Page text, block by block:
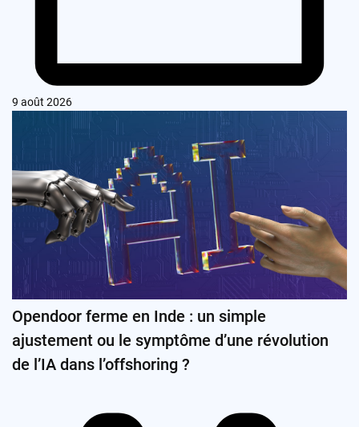
9 août 2026
Opendoor ferme en Inde : un simple
ajustement ou le symptôme d’une révolution
de l’IA dans l’offshoring ?